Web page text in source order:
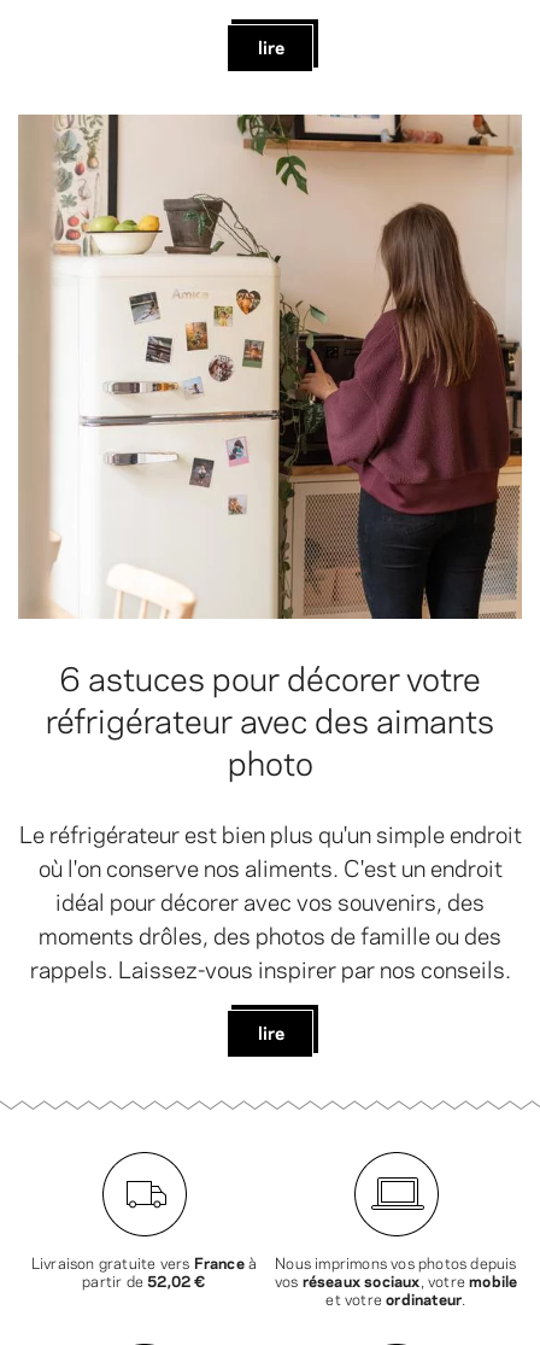
lire
6 astuces pour décorer votre
réfrigérateur avec des aimants
photo
Le réfrigérateur est bien plus qu'un simple endroit
où l'on conserve nos aliments. C'est un endroit
idéal pour décorer avec vos souvenirs, des
moments drôles, des photos de famille ou des
rappels. Laissez-vous inspirer par nos conseils.
lire
Livraison gratuite vers Franceà
partir de52,02 €
Nous imprimons vos photos depuis
vos réseaux sociaux, votremobile
et votreordinateur